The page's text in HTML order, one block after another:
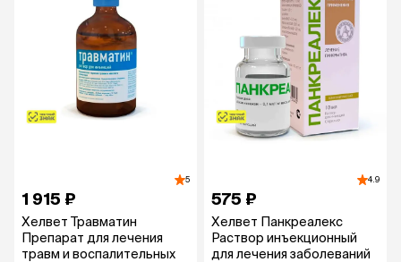
5
1 915 ₽
Хелвет Травматин
Препарат для лечения
травм и воспалительных
4.9
575 ₽
Хелвет Панкреалекс
Раствор инъекционный
для лечения заболеваний